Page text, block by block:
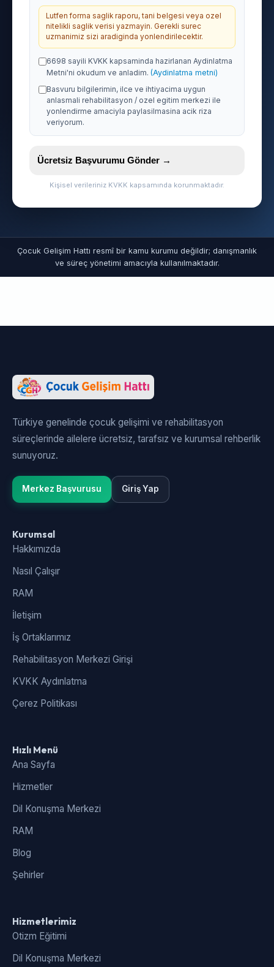
Lutfen forma saglik raporu, tani belgesi veya ozel
nitelikli saglik verisi yazmayin. Gerekli surec
uzmanimiz sizi aradiginda yonlendirilecektir.
6698 sayili KVKK kapsaminda hazirlanan Aydinlatma
Metni'ni okudum ve anladim. (Aydinlatma metni)
Basvuru bilgilerimin, ilce ve ihtiyacima uygun
anlasmali rehabilitasyon / ozel egitim merkezi ile
yonlendirme amaciyla paylasilmasina acik riza
veriyorum.
Ücretsiz Başvurumu Gönder →
Kişisel verileriniz KVKK kapsamında korunmaktadır.
Çocuk Gelişim Hattı resmî bir kamu kurumu değildir; danışmanlık
ve süreç yönetimi amacıyla kullanılmaktadır.
Türkiye genelinde çocuk gelişimi ve rehabilitasyon
süreçlerinde ailelere ücretsiz, tarafsız ve kurumsal rehberlik
sunuyoruz.
Merkez Başvurusu Giriş Yap
Kurumsal
Hakkımızda
Nasıl Çalışır
RAM
İletişim
İş Ortaklarımız
Rehabilitasyon Merkezi Girişi
KVKK Aydınlatma
Çerez Politikası
Hızlı Menü
Ana Sayfa
Hizmetler
Dil Konuşma Merkezi
RAM
Blog
Şehirler
Hizmetlerimiz
Otizm Eğitimi
Dil Konuşma Merkezi